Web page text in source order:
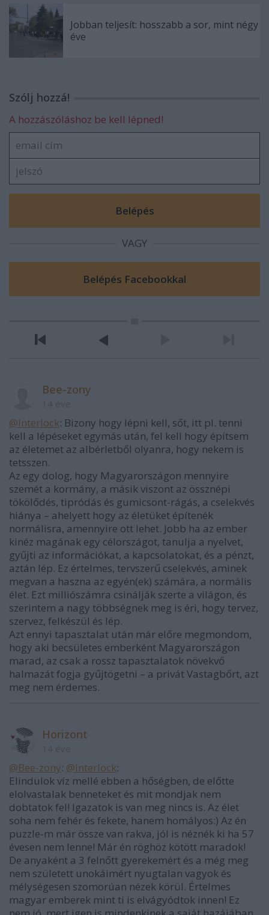
Jobban teljesít: hosszabb a sor, mint négy
éve
Szólj hozzá!
A hozzászóláshoz be kell lépned!
VAGY
Bee-zony
@Interlock: Bizony hogy lépni kell, sőt, itt pl. tenni
kell a lépéseket egymás után, fel kell hogy építsem
az életemet az albérletből olyanra, hogy nekem is
tetsszen.
Az egy dolog, hogy Magyarországon mennyire
szemét a kormány, a másik viszont az össznépi
tökölődés, tipródás és gumicsont-rágás, a cselekvés
hiánya – ahelyett hogy az életüket építenék
normálisra, amennyire ott lehet. Jobb ha az ember
kinéz magának egy célországot, tanulja a nyelvet,
gyűjti az információkat, a kapcsolatokat, és a pénzt,
aztán lép. Ez értelmes, tervszerű cselekvés, aminek
megvan a haszna az egyén(ek) számára, a normális
élet. Ezt milliószámra csinálják szerte a világon, és
szerintem a nagy többségnek meg is éri, hogy tervez,
szervez, felkészül és lép.
Azt ennyi tapasztalat után már előre megmondom,
hogy aki becsületes emberként Magyarországon
marad, az csak a rossz tapasztalatok növekvő
halmazát fogja gyűjtögetni – a privát Vastagbőrt, azt
meg nem érdemes.
Horizont
@Bee-zony: @Interlock:
Elindulok víz mellé ebben a hőségben, de előtte
elolvastalak benneteket és mit mondjak nem
dobtatok fel! Igazatok is van meg nincs is. Az élet
soha nem fehér és fekete, hanem homályos:) Az én
puzzle-m már össze van rakva, jól is néznék ki ha 57
évesen nem lenne! Már én röghöz kötött maradok!
De anyaként a 3 felnőtt gyerekemért és a még meg
nem született unokáimért nyugtalan vagyok és
mélységesen szomorúan nézek körül. Értelmes
magyar emberek mint ti is elvágyódtok innen! Ez